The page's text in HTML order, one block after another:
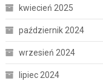
kwiecień 2025
październik 2024
wrzesień 2024
lipiec 2024